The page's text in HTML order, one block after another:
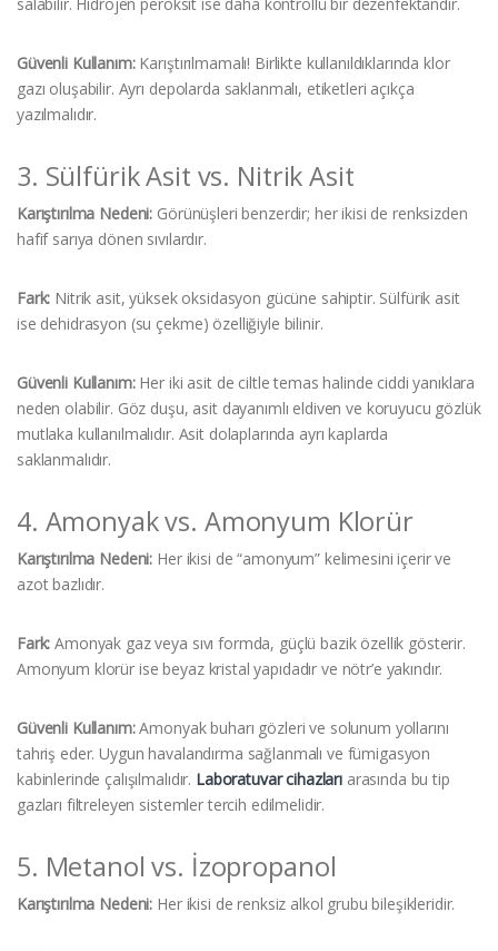
Güvenli Kullanım:Karıştırılmamalı! Birlikte kullanıldıklarında klor
gazı oluşabilir. Ayrı depolarda saklanmalı, etiketleri açıkça
yazılmalıdır.
3. Sülfürik Asit vs. Nitrik Asit
Karıştırılma Nedeni: Görünüşleri benzerdir; her ikisi de renksizden
hafif sarıya dönen sıvılardır.
Fark: Nitrik asit, yüksek oksidasyon gücüne sahiptir. Sülfürik asit
ise dehidrasyon (su çekme) özelliğiyle bilinir.
Güvenli Kullanım:Her iki asit de ciltle temas halinde ciddi yanıklara
neden olabilir. Göz duşu, asit dayanımlı eldiven ve koruyucu gözlük
mutlaka kullanılmalıdır. Asit dolaplarında ayrı kaplarda
saklanmalıdır.
4. Amonyak vs. Amonyum Klorür
Karıştırılma Nedeni: Her ikisi de “amonyum” kelimesini içerir ve
azot bazlıdır.
Fark: Amonyak gaz veya sıvı formda, güçlü bazik özellik gösterir.
Amonyum klorür ise beyaz kristal yapıdadır ve nötr’e yakındır.
Güvenli Kullanım:Amonyak buharı gözleri ve solunum yollarını
tahriş eder. Uygun havalandırma sağlanmalı ve fümigasyon
kabinlerinde çalışılmalıdır. Laboratuvar cihazları arasında bu tip
gazları filtreleyen sistemler tercih edilmelidir.
5. Metanol vs. İzopropanol
Karıştırılma Nedeni: Her ikisi de renksiz alkol grubu bileşikleridir.